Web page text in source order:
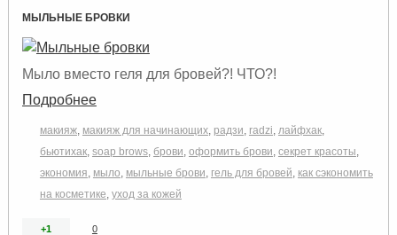
МЫЛЬНЫЕ БРОВКИ
Мыло вместо геля для бровей?! ЧТО?!
Подробнее
макияж, макияж для начинающих, радзи, radzi, лайфхак,
бьютихак, soap brows, брови, оформить брови, секрет красоты,
экономия, мыло, мыльные брови, гель для бровей, как сэкономить
на косметике, уход за кожей
+1 0